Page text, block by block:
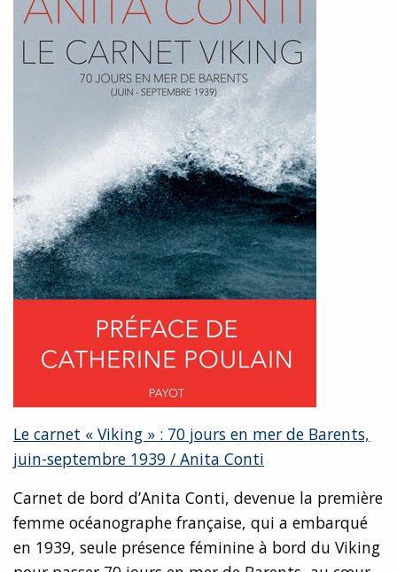
Le carnet « Viking » : 70 jours en mer de Barents,
juin-septembre 1939 / Anita Conti
Carnet de bord d’Anita Conti, devenue la première
femme océanographe française, qui a embarqué
en 1939, seule présence féminine à bord du Viking